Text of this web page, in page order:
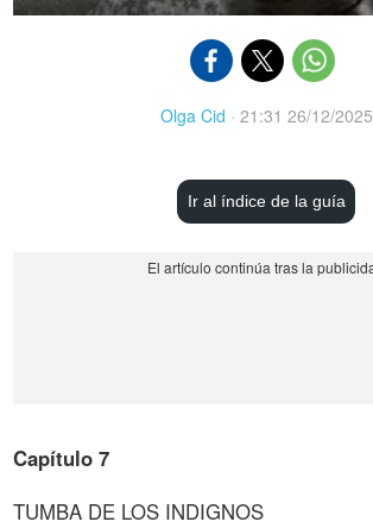
Olga Cid · 21:31 26/12/2025
Ir al índice de la guía
Capítulo 7
TUMBA DE LOS INDIGNOS